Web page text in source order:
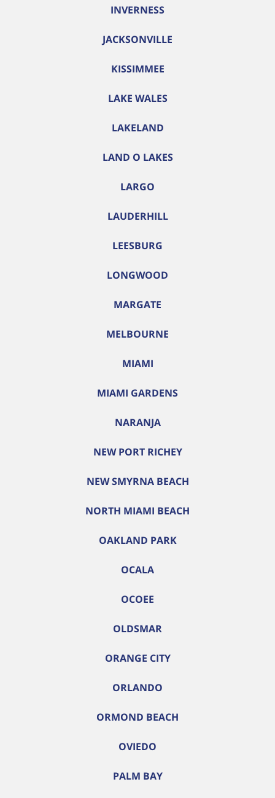
INVERNESS
JACKSONVILLE
KISSIMMEE
LAKE WALES
LAKELAND
LAND O LAKES
LARGO
LAUDERHILL
LEESBURG
LONGWOOD
MARGATE
MELBOURNE
MIAMI
MIAMI GARDENS
NARANJA
NEW PORT RICHEY
NEW SMYRNA BEACH
NORTH MIAMI BEACH
OAKLAND PARK
OCALA
OCOEE
OLDSMAR
ORANGE CITY
ORLANDO
ORMOND BEACH
OVIEDO
PALM BAY